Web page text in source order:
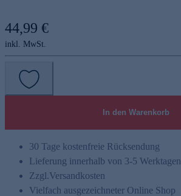
44,99 €
inkl. MwSt.
In den Warenkorb
30 Tage kostenfreie Rücksendung
Lieferung innerhalb von 3-5 Werktagen
Zzgl.Versandkosten
Vielfach ausgezeichneter Online Shop